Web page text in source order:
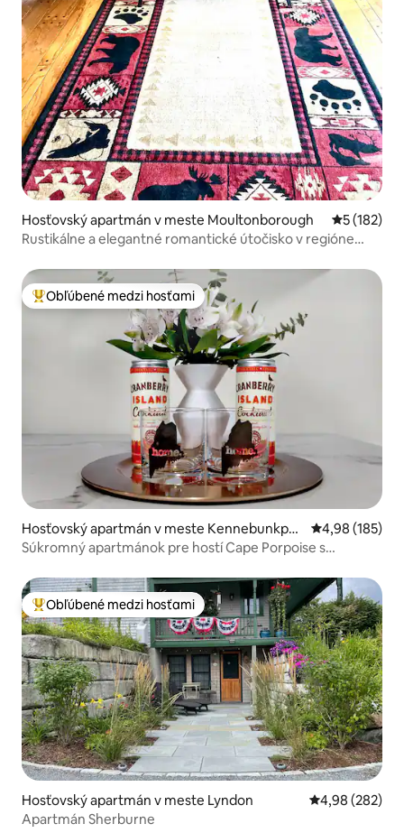
Hosťovský apartmán v meste Moultonborough Priemerné
5 (182)
Rustikálne a elegantné romantické útočisko v regióne
Najobľúbenejšie medzi hosťami
Obľúbené medzi hosťami
Hosťovský apartmán v meste Kennebunkpor
t
Priemerné
4,98 (185)
Súkromný apartmánok pre hostí Cape Porpoise s
Najobľúbenejšie medzi hosťami
Obľúbené medzi hosťami
Hosťovský apartmán v meste Lyndon Priemerné
4,98 (282)
Apartmán Sherburne